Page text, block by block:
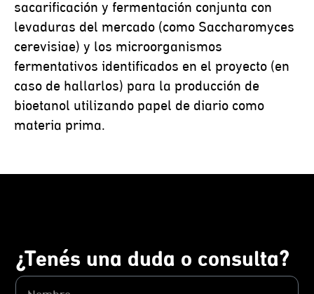
sacarificación y fermentación conjunta con
levaduras del mercado (como Saccharomyces
cerevisiae) y los microorganismos
fermentativos identificados en el proyecto (en
caso de hallarlos) para la producción de
bioetanol utilizando papel de diario como
materia prima.
¿Tenés una duda o consulta?